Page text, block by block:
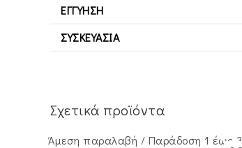
ΕΓΓΎΗΣΗ
ΣΥΣΚΕΥΑΣΊΑ
Σχετικά προϊόντα
Άμεση παραλαβή / Παράδoση 1 έως 3